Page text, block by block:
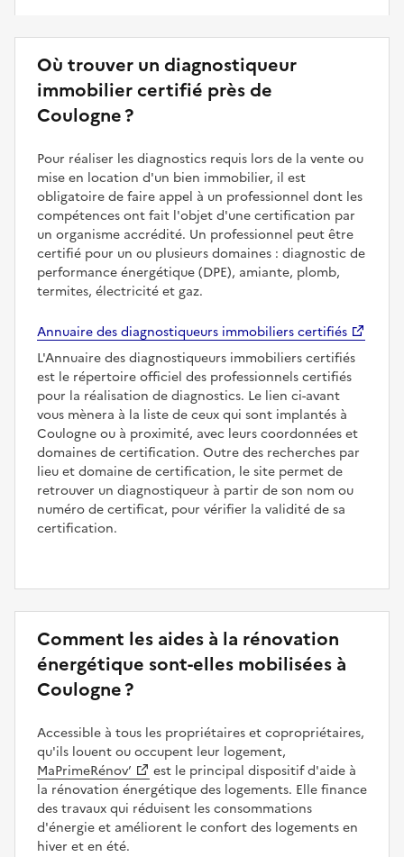
Où trouver un diagnostiqueur
immobilier certifié près de
Coulogne ?
Pour réaliser les diagnostics requis lors de la vente ou
mise en location d'un bien immobilier, il est
obligatoire de faire appel à un professionnel dont les
compétences ont fait l'objet d'une certification par
un organisme accrédité. Un professionnel peut être
certifié pour un ou plusieurs domaines : diagnostic de
performance énergétique (DPE), amiante, plomb,
termites, électricité et gaz.
Annuaire des diagnostiqueurs immobiliers certifiés
L'Annuaire des diagnostiqueurs immobiliers certifiés
est le répertoire officiel des professionnels certifiés
pour la réalisation de diagnostics. Le lien ci-avant
vous mènera à la liste de ceux qui sont implantés à
Coulogne ou à proximité, avec leurs coordonnées et
domaines de certification. Outre des recherches par
lieu et domaine de certification, le site permet de
retrouver un diagnostiqueur à partir de son nom ou
numéro de certificat, pour vérifier la validité de sa
certification.
Comment les aides à la rénovation
énergétique sont-elles mobilisées à
Coulogne ?
Accessible à tous les propriétaires et copropriétaires,
qu'ils louent ou occupent leur logement,
MaPrimeRénov’
est le principal dispositif d'aide à
la rénovation énergétique des logements. Elle finance
des travaux qui réduisent les consommations
d'énergie et améliorent le confort des logements en
hiver et en été.